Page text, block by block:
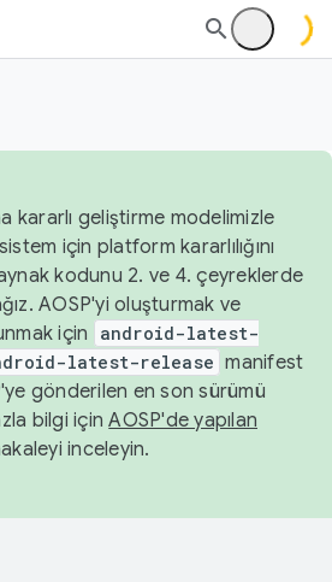
kararlı geliştirme modelimizle
için platform kararlılığını
kodunu 2. ve 4. çeyreklerde
AOSP'yi oluşturmak ve
için
android-latest-
latest-release manifest
gönderilen en son sürümü
bilgi içinAOSP'de yapılan
inceleyin.